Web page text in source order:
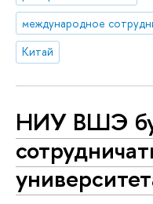
международное
Китай
НИУ ВШЭ